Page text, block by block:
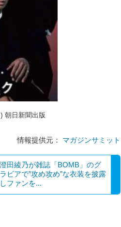
朝日新聞出版
情報提供元： マガジンサミット
澄田綾乃が雑誌「BOMB」のグ
ラビアで‟攻め攻め”な衣装を披露
しファンを...